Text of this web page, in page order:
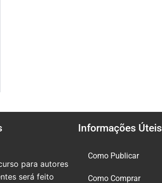
para autores
será feito
Informações Úteis
Como Publicar
Como Comprar